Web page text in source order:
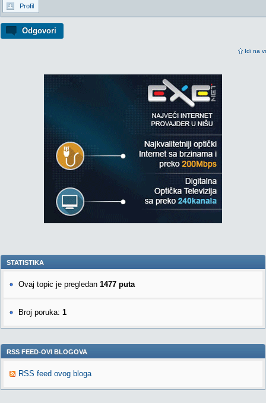
Odgovori
Idi na
Profil
STATISTIKA
Ovaj topic je pregledan 1477 puta
Broj poruka: 1
RSS FEED-OVI BLOGOVA
RSS feed ovog bloga